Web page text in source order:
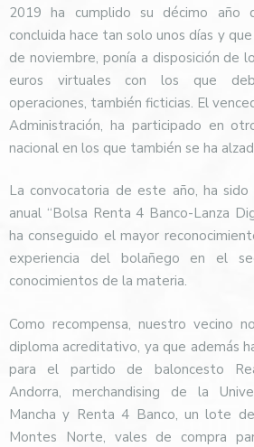
2019 ha cumplido su décimo año
concluida hace tan solo unos días y
de noviembre, ponía a disposición de
euros virtuales con los que
operaciones, también ficticias. El
Administración, ha participado en
nacional en los que también se ha
La convocatoria de este año, ha
anual “Bolsa Renta 4 Banco-Lanza
ha conseguido el mayor
experiencia del bolañego en el
conocimientos de la materia.
Como recompensa, nuestro vecino
diploma acreditativo, ya que además
para el partido de baloncesto
Andorra, merchandising de la
Mancha y Renta 4 Banco, un lote
Montes Norte, vales de compra